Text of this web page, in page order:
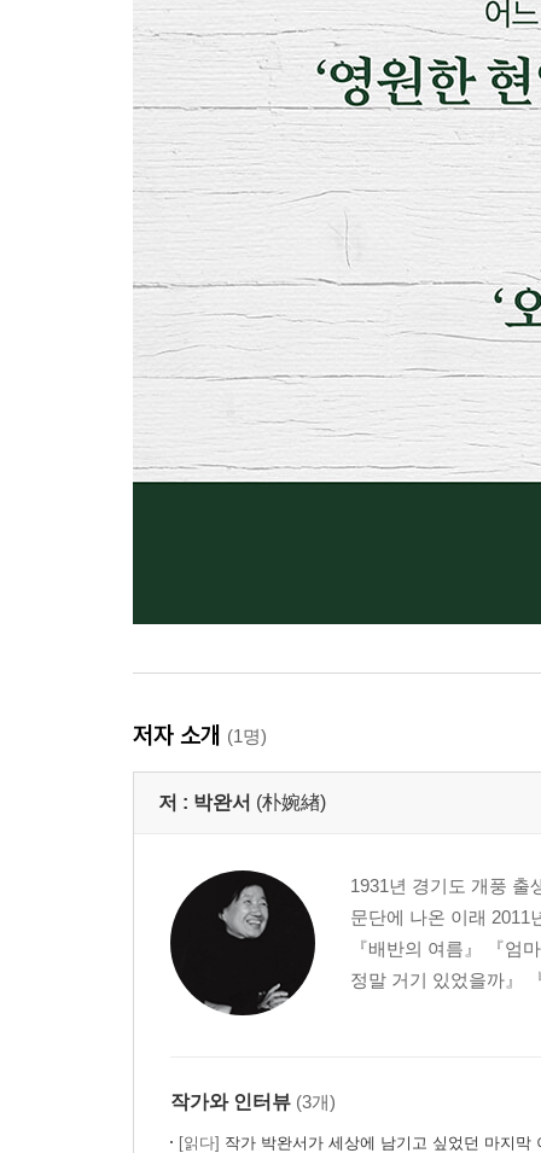
저자 소개 (1명)
저 : 박완서 (朴婉緖)
1931년 경기도 개풍 출
문단에 나온 이래 2011
『배반의 여름』 『엄
정말 거기 있었을까』
작가와 인터뷰 (3개)
[읽다] 작가 박완서가 세상에 남기고 싶었던 마지막